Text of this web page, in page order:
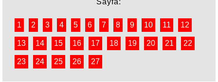
Sayfa:
1 2 3 4 5 6 7 8 9 10 11 12
13 14 15 16 17 18 19 20 21 22
23 24 25 26 27